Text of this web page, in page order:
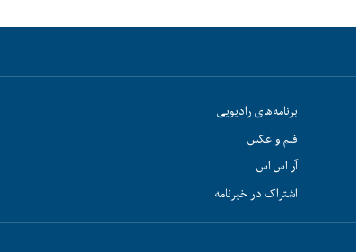
برنامه‌های رادیویی
فلم و عکس
آر اس اس
اشتراک در خبرنامه